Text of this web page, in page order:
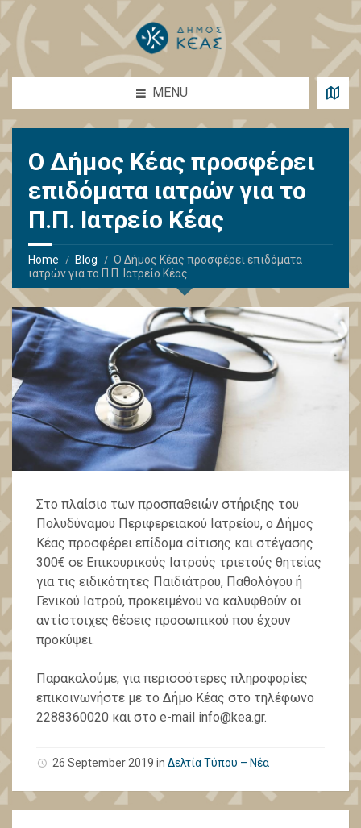
MENU
Ο Δήμος Κέας προσφέρει
επιδόματα ιατρών για το
Π.Π. Ιατρείο Κέας
Home Blog
Ο Δήμος Κέας προσφέρει επιδόματα
ιατρών για το Π.Π. Ιατρείο Κέας
Στο πλαίσιο των προσπαθειών στήριξης του
Πολυδύναμου Περιφερειακού Ιατρείου, ο Δήμος
Κέας προσφέρει επίδομα σίτισης και στέγασης
300€ σε Επικουρικούς Ιατρούς τριετούς θητείας
για τις ειδικότητες Παιδιάτρου, Παθολόγου ή
Γενικού Ιατρού, προκειμένου να καλυφθούν οι
αντίστοιχες θέσεις προσωπικού που έχουν
προκύψει.
Παρακαλούμε, για περισσότερες πληροφορίες
επικοινωνήστε με το Δήμο Κέας στο τηλέφωνο
2288360020 και στο e-mail info@kea.gr.
26 September 2019 in Δελτία Τύπου – Νέα